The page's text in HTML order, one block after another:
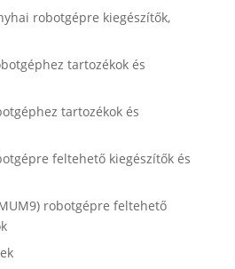
robotgépre kiegészítők,
tartozékok és
tartozékok és
feltehető kiegészítők és
robotgépre feltehető